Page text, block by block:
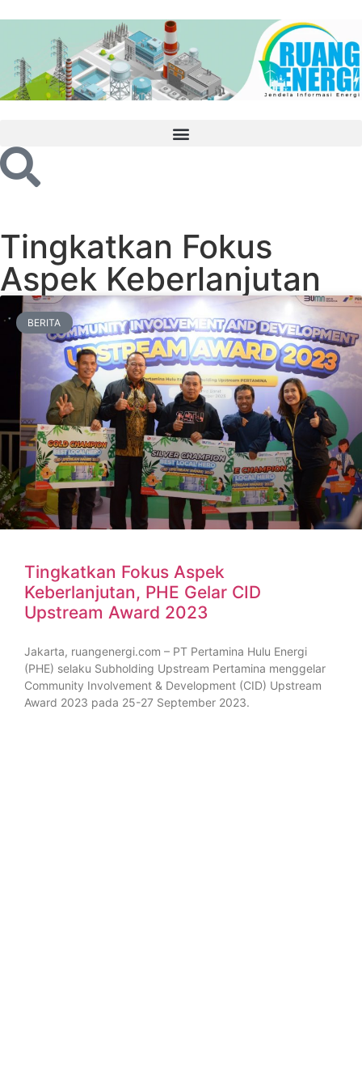
Tingkatkan Fokus
Aspek Keberlanjutan
BERITA
Tingkatkan Fokus Aspek
Keberlanjutan, PHE Gelar CID
Upstream Award 2023
Jakarta, ruangenergi.com – PT Pertamina Hulu Energi
(PHE) selaku Subholding Upstream Pertamina menggelar
Community Involvement & Development (CID) Upstream
Award 2023 pada 25-27 September 2023.